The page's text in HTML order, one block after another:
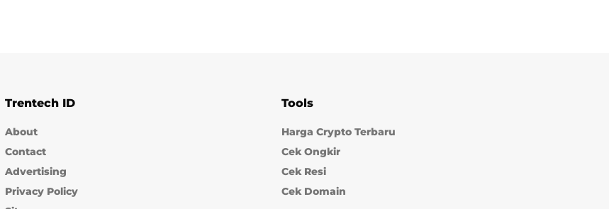
Trentech ID
About
Contact
Advertising
Privacy Policy
Tools
Harga Crypto Terbaru
Cek Ongkir
Cek Resi
Cek Domain